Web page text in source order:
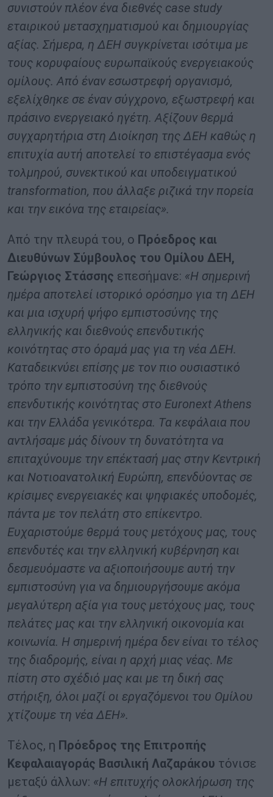
συνιστούν πλέον ένα διεθνές case study
εταιρικού μετασχηματισμού και δημιουργίας
αξίας. Σήμερα, η ΔΕΗ συγκρίνεται ισότιμα με
τους κορυφαίους ευρωπαϊκούς ενεργειακούς
ομίλους. Από έναν εσωστρεφή οργανισμό,
εξελίχθηκε σε έναν σύγχρονο, εξωστρεφή και
πράσινο ενεργειακό ηγέτη. Αξίζουν θερμά
συγχαρητήρια στη Διοίκηση της ΔΕΗ καθώς η
επιτυχία αυτή αποτελεί το επιστέγασμα ενός
τολμηρού, συνεκτικού και υποδειγματικού
transformation, που άλλαξε ριζικά την πορεία
και την εικόνα της εταιρείας».
Από την πλευρά του, ο Πρόεδρος και
Διευθύνων Σύμβουλος του Ομίλου ΔΕΗ,
Γεώργιος Στάσσης επεσήμανε: «Η σημερινή
ημέρα αποτελεί ιστορικό ορόσημο για τη ΔΕΗ
και μια ισχυρή ψήφο εμπιστοσύνης της
ελληνικής και διεθνούς επενδυτικής
κοινότητας στο όραμά μας για τη νέα ΔΕΗ.
Καταδεικνύει επίσης με τον πιο ουσιαστικό
τρόπο την εμπιστοσύνη της διεθνούς
επενδυτικής κοινότητας στο Euronext Athens
και την Ελλάδα γενικότερα. Τα κεφάλαια που
αντλήσαμε μάς δίνουν τη δυνατότητα να
επιταχύνουμε την επέκτασή μας στην Κεντρική
και Νοτιοανατολική Ευρώπη, επενδύοντας σε
κρίσιμες ενεργειακές και ψηφιακές υποδομές,
πάντα με τον πελάτη στο επίκεντρο.
Ευχαριστούμε θερμά τους μετόχους μας, τους
επενδυτές και την ελληνική κυβέρνηση και
δεσμευόμαστε να αξιοποιήσουμε αυτή την
εμπιστοσύνη για να δημιουργήσουμε ακόμα
μεγαλύτερη αξία για τους μετόχους μας, τους
πελάτες μας και την ελληνική οικονομία και
κοινωνία. Η σημερινή ημέρα δεν είναι το τέλος
της διαδρομής, είναι η αρχή μιας νέας. Με
πίστη στο σχέδιό μας και με τη δική σας
στήριξη, όλοι μαζί οι εργαζόμενοι του Ομίλου
χτίζουμε τη νέα ΔΕΗ».
Τέλος, η Πρόεδρος της Επιτροπής
Κεφαλαιαγοράς Βασιλική Λαζαράκου τόνισε
μεταξύ άλλων: «Η επιτυχής ολοκλήρωση της